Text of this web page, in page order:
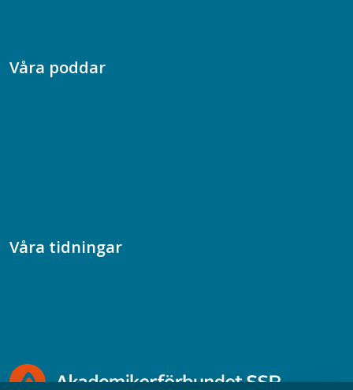
Våra poddar
Våra tidningar